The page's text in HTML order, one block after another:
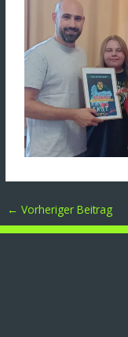
← Vorheriger Beitrag